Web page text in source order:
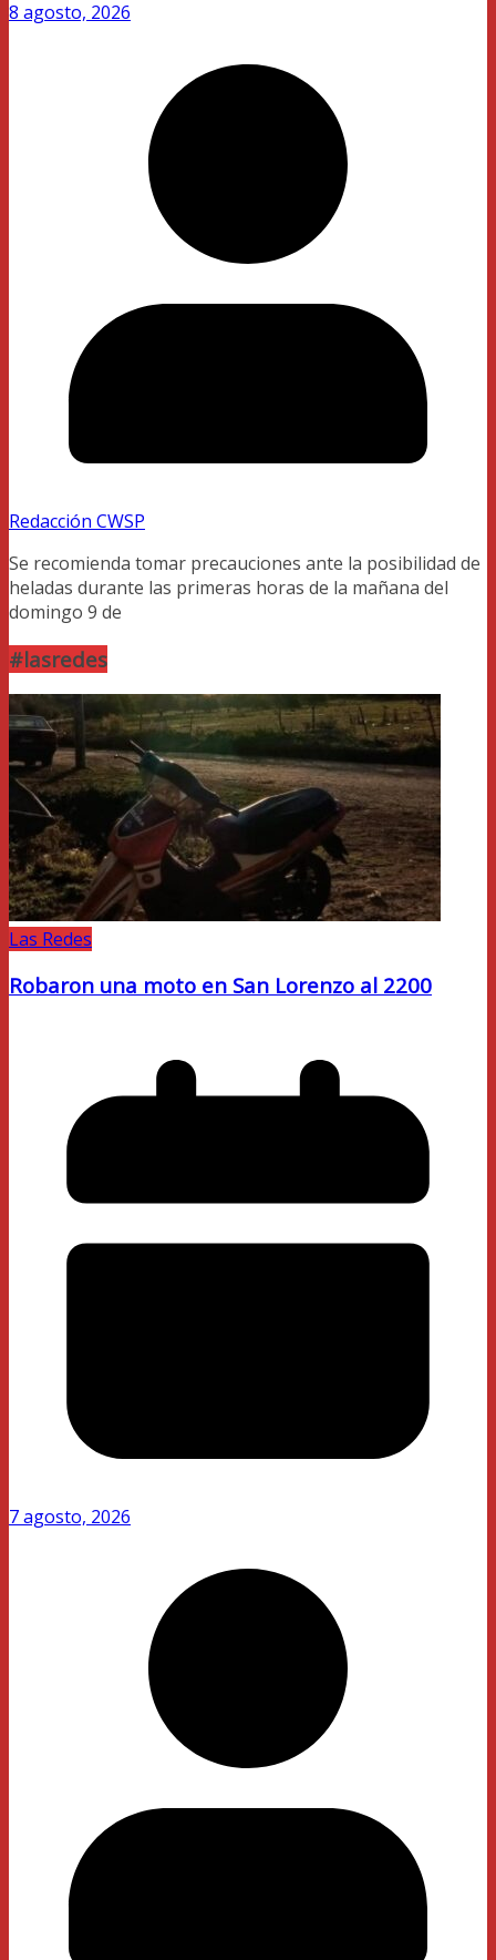
8 agosto, 2026
Redacción CWSP
Se recomienda tomar precauciones ante la posibilidad de
heladas durante las primeras horas de la mañana del
domingo 9 de
#lasredes
Las Redes
Robaron una moto en San Lorenzo al 2200
7 agosto, 2026